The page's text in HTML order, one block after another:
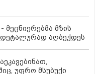
მეცნიერებმა მზის
აღბეჭდეს
უფრო მსუბუქი